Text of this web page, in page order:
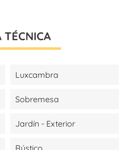
TÉCNICA
Luxcambra
Sobremesa
Jardín - Exterior
Rústico